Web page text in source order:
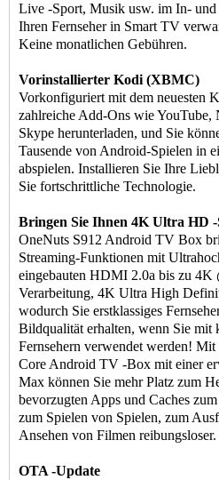
Live -Sport, Musik usw. im In-
Ihren Fernseher in Smart TV
Keine monatlichen Gebühren.
Vorinstallierter Kodi (XBMC)
Vorkonfiguriert mit dem neuesten
zahlreiche Add-Ons wie
Skype herunterladen, und Sie
Tausende von Android-Spielen in
abspielen. Installieren Sie Ihre
Sie fortschrittliche Technologie.
Bringen Sie Ihnen 4K Ultra HD
OneNuts S912 Android TV Box
Streaming-Funktionen mit
eingebauten HDMI 2.0a bis zu
Verarbeitung, 4K Ultra High
wodurch Sie erstklassiges
Bildqualität erhalten, wenn Sie
Fernsehern verwendet werden!
Core Android TV -Box mit einer
Max können Sie mehr Platz zum
bevorzugten Apps und Caches
zum Spielen von Spielen, zum
Ansehen von Filmen reibungsloser.
OTA -Update